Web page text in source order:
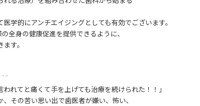
学的にアンチエイジングとしても有効でございます。
全身の健康促進を提供できるように、
す。
れてと痛くて手を上げても治療を続けられた！！」
その苦い思い出で歯医者が嫌い、怖い、